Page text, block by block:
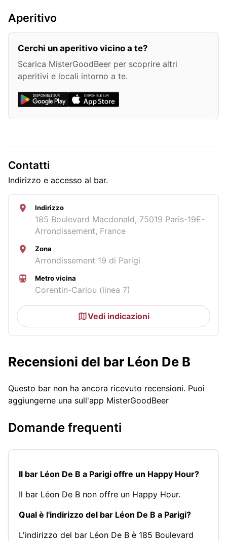
Aperitivo
Cerchi un aperitivo vicino a te?
Scarica MisterGoodBeer per scoprire altri
aperitivi e locali intorno a te.
Contatti
Indirizzo e accesso al bar.
Indirizzo
185 Boulevard Macdonald, 75019 Paris-19E-
Arrondissement, France
Zona
Arrondissement 19 di Parigi
Metro vicina
Corentin-Cariou (linea 7)
Vedi indicazioni
Recensioni del bar Léon De B
Questo bar non ha ancora ricevuto recensioni. Puoi
aggiungerne una sull'app MisterGoodBeer
Domande frequenti
Il bar Léon De B a Parigi offre un Happy Hour?
Il bar Léon De B non offre un Happy Hour.
Qual è l'indirizzo del bar Léon De B a Parigi?
L'indirizzo del bar Léon De B è 185 Boulevard